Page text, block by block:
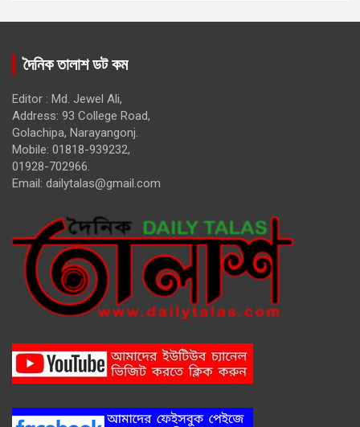
দৈনিক তালাশ ডট কম
Editor : Md. Jewel Ali,
Address: 93 College Road,
Golachipa, Narayangonj.
Mobile: 01818-939232,
01928-702966.
Email: dailytalas@gmail.com